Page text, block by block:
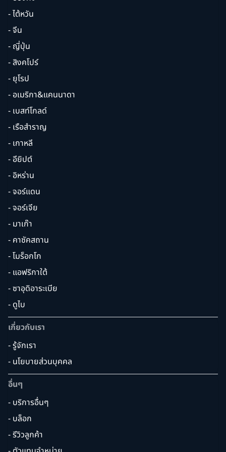
- ไต้หวัน
- จีน
- ญี่ปุ่น
- สิงคโปร์
- ยุโรป
- อเมริกา&แคนนาดา
- เบสท์โกลด์
- เรือสำราญ
- เกาหลี
- อียิปต์
- อิหร่าน
- จอร์แดน
- จอร์เจีย
- มาเก๊า
- คาซัคสถาน
- โมร็อกโก
- แอฟริกาใต้
- ซาอุดิอาระเบีย
- ดูไบ
เกี่ยวกับเรา
- รู้จักเรา
- นโยบายส่วนบุคคล
อื่นๆ
- บริการอื่นๆ
- บล็อก
- รีวิวลูกค้า